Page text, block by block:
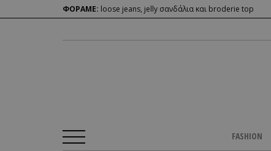
ΦΟΡΑΜΕ: loose jeans, jelly σανδάλια και broderie top
FASHION